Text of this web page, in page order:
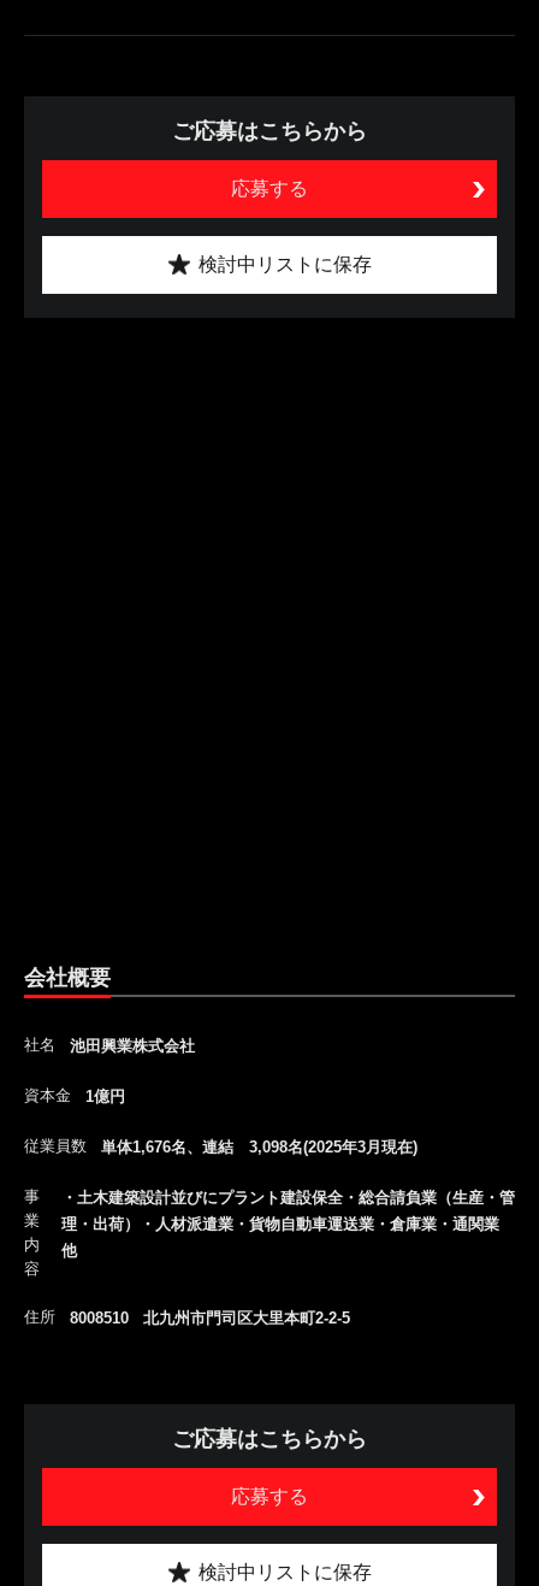
ご応募はこちらから
応募する
検討中リストに保存
会社概要
社名 池田興業株式会社
資本金 1億円
従業員数 単体1,676名、連結 3,098名(2025年3月現在)
事
業
内
容
・土木建築設計並びにプラント建設保全・総合請負業（生産・管
理・出荷）・人材派遣業・貨物自動車運送業・倉庫業・通関業
他
住所 8008510 北九州市門司区大里本町2-2-5
ご応募はこちらから
応募する
検討中リストに保存